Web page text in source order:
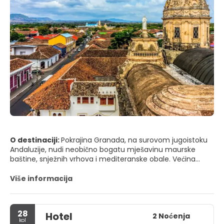
O destinaciji:Pokrajina Granada, na surovom jugoistoku
Andaluzije, nudi neobično bogatu mješavinu maurske
baštine, snježnih vrhova i mediteranske obale. Većina
Alhambrom, prekrasnim kompleksom palača, vrtova i
sultanima. Lutajući Albaicínom, starom arapskom četvrti
sa strmim popločanim ulicama i bijelim kućama, ugledat
ćete razglednice Alhambre uokvirene dramatičnim
Više informacija
28
kol Hotel 2 Noćenja